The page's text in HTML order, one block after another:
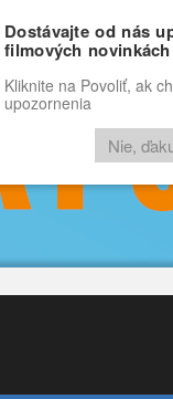
Funny Docu
FILMY
Dostávajte od nás
filmových novinkách
Kliknite na Povoliť, ak
upozornenia
Nie,